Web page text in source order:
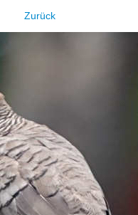
Zurück